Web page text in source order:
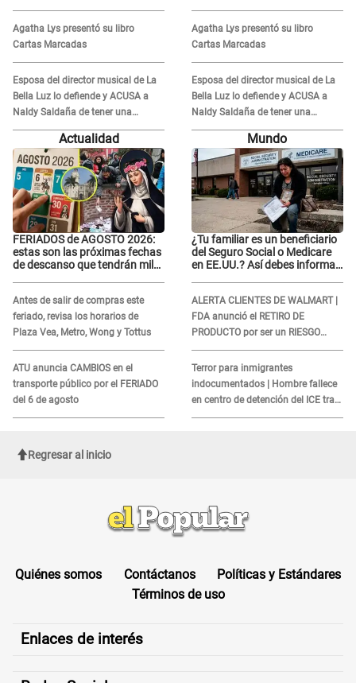
grabar"
Agatha Lys presentó su libro
Cartas Marcadas
Esposa del director musical de La
Bella Luz lo defiende y ACUSA a
Naldy Saldaña de tener una
relación con él y otros integrantes
grabar"
Agatha Lys presentó su libro
Cartas Marcadas
Esposa del director musical de La
Bella Luz lo defiende y ACUSA a
Naldy Saldaña de tener una
relación con él y otros integrantes
Actualidad
FERIADOS de AGOSTO 2026:
estas son las próximas fechas
de descanso que tendrán miles
Antes de salir de compras este
feriado, revisa los horarios de
Plaza Vea, Metro, Wong y Tottus
ATU anuncia CAMBIOS en el
transporte público por el FERIADO
del 6 de agosto
Mundo
¿Tu familiar es un beneficiario
del Seguro Social o Medicare
en EE.UU.? Así debes informar
ALERTA CLIENTES DE WALMART |
FDA anunció el RETIRO DE
PRODUCTO por ser un RIESGO
MORTAL para consumidores: ¿Cuál
es?
Terror para inmigrantes
indocumentados | Hombre fallece
en centro de detención del ICE tras
sufrir una "emergencia médica"
Regresar al inicio
Quiénes somos Contáctanos
Políticas y Estándares
Términos de uso
Enlaces de interés